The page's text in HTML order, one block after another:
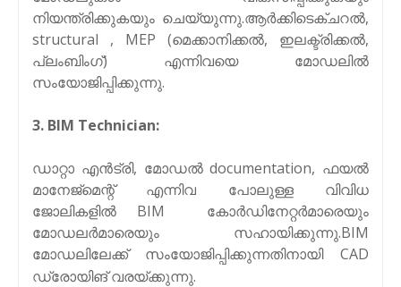
നിയന്ത്രിക്കുകയും ചെയ്യുന്നു.ആർക്കിടെക്ചറൽ,
structural , MEP (മെക്കാനിക്കൽ, ഇലക്ട്രിക്കൽ,
പ്ലംബിംഗ്) എന്നിവയെ മോഡലിൽ
സംയോജിപ്പിക്കുന്നു.
3. BIM Technician:
ഡാറ്റാ എൻട്രി, മോഡൽ documentation, ഫയൽ
മാനേജ്മെന്റ് എന്നിവ പോലുള്ള വിവിധ
ജോലികളിൽ BIM കോർഡിനേറ്റർമാരെയും
മോഡലർമാരെയും സഹായിക്കുന്നു.BIM
മോഡലിലേക്ക് സംയോജിപ്പിക്കുന്നതിനായി CAD
ഡ്രോയിങ് വരയ്ക്കുന്നു.